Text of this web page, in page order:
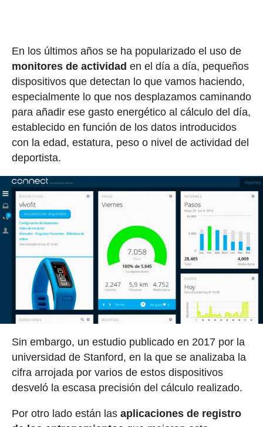
En los últimos años se ha popularizado el uso de
monitores de actividad en el día a día, pequeños
dispositivos que detectan lo que vamos haciendo,
especialmente lo que nos desplazamos caminando
para añadir ese gasto energético al cálculo del día,
establecido en función de los datos introducidos
con la edad, estatura, peso o nivel de actividad del
deportista.
Sin embargo, un estudio publicado en 2017 por la
universidad de Stanford, en la que se analizaba la
cifra arrojada por varios de estos dispositivos
desveló la escasa precisión del cálculo realizado.
Por otro lado están las aplicaciones de registro